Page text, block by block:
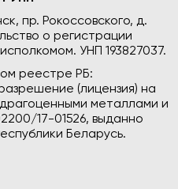
пр. Рокоссовского, д.
о регистрации
УНП 193827037.
реестре РБ:
(лицензия) на
металлами и
17-01526, выданно
Беларусь.